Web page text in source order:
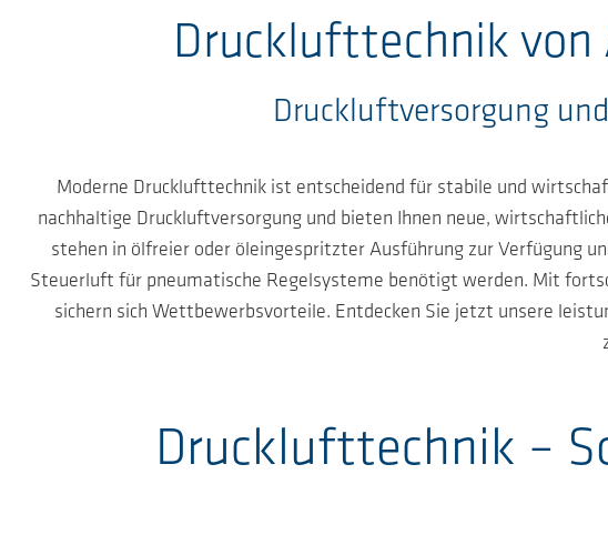
Drucklufttechnik
Druckluftversorgung
Moderne Drucklufttechnik ist entscheidend für stabile und
nachhaltige Druckluftversorgung und bieten Ihnen neue,
stehen in ölfreier oder öleingespritzter Ausführung zur Verfügung
Steuerluft für pneumatische Regelsysteme benötigt werden. Mit
sichern sich Wettbewerbsvorteile. Entdecken Sie jetzt unsere
Drucklufttechnik –